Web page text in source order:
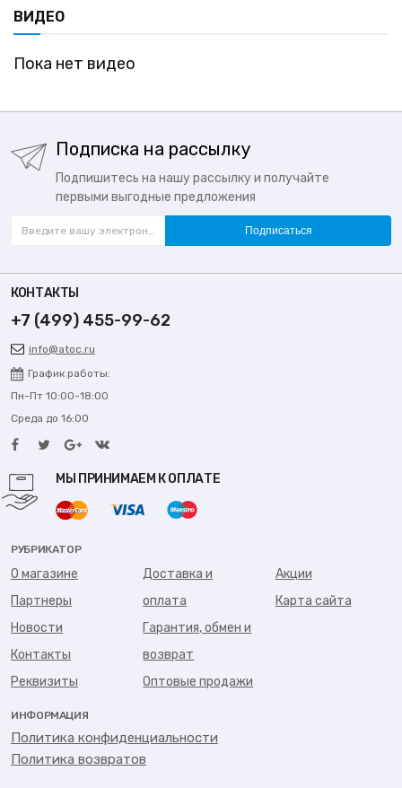
ВИДЕО
Пока нет видео
Подписка на рассылку
Подпишитесь на нашу рассылку и получайте
первыми выгодные предложения
Подписаться
КОНТАКТЫ
+7 (499) 455-99-62
info@atoc.ru
График работы:
Пн-Пт 10:00-18:00
Среда до 16:00
МЫ ПРИНИМАЕМ К ОПЛАТЕ
РУБРИКАТОР
О магазине
Партнеры
Новости
Контакты
Реквизиты
Доставка и
оплата
Гарантия, обмен и
возврат
Оптовые продажи
Акции
Карта сайта
ИНФОРМАЦИЯ
Политика конфиденциальности
Политика возвратов